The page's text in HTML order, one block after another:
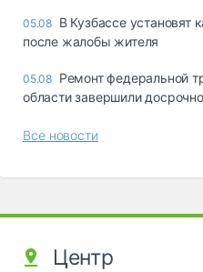
05.08 В Кузбассе установят
после жалобы жителя
05.08 Ремонт федеральной
области завершили досрочно
Все новости
Центр